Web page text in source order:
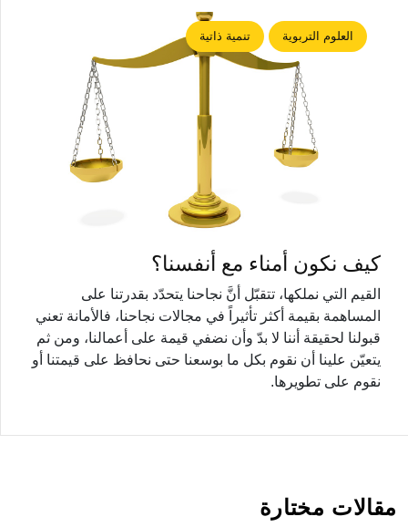
العلوم التربوية تنمية ذاتية
كيف نكون أمناء مع أنفسنا؟
القيم التي نملكها، تتقبّل أنَّ نجاحنا يتحدّد بقدرتنا على
المساهمة بقيمة أكثر تأثيراً في مجالات نجاحنا، فالأمانة تعني
قبولنا لحقيقة أننا لا بدّ وأن نضفي قيمة على أعمالنا، ومن ثم
يتعيّن علينا أن نقوم بكل ما بوسعنا حتى نحافظ على قيمتنا أو
نقوم على تطويرها.
مقالات مختارة